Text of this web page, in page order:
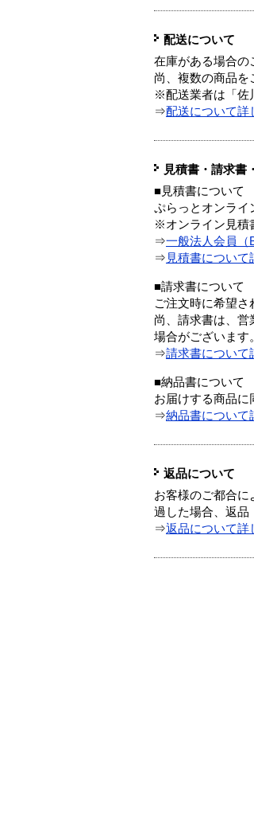
配送について
在庫がある場合の
尚、複数の商品を
※配送業者は「佐
⇒配送について詳
見積書・請求書
■見積書について
ぷらっとオンライ
※オンライン見積
⇒一般法人会員（
⇒ 見積書について
■請求書について
ご注文時に希望さ
尚、請求書は、営
場合がございます。
⇒請求書について
■納品書について
お届けする商品に
⇒納品書について
返品について
お客様のご都合に
過した場合、返品
⇒返品について詳